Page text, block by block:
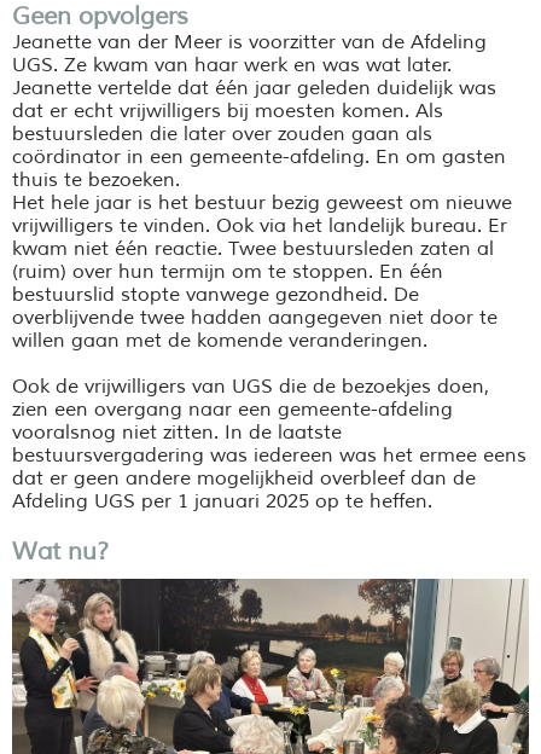
Geen opvolgers
Jeanette van der Meer is voorzitter van de Afdeling
UGS. Ze kwam van haar werk en was wat later.
Jeanette vertelde dat één jaar geleden duidelijk was
dat er echt vrijwilligers bij moesten komen. Als
bestuursleden die later over zouden gaan als
coördinator in een gemeente-afdeling. En om gasten
thuis te bezoeken.
Het hele jaar is het bestuur bezig geweest om nieuwe
vrijwilligers te vinden. Ook via het landelijk bureau. Er
kwam niet één reactie. Twee bestuursleden zaten al
(ruim) over hun termijn om te stoppen. En één
bestuurslid stopte vanwege gezondheid. De
overblijvende twee hadden aangegeven niet door te
willen gaan met de komende veranderingen.
Ook de vrijwilligers van UGS die de bezoekjes doen,
zien een overgang naar een gemeente-afdeling
vooralsnog niet zitten. In de laatste
bestuursvergadering was iedereen was het ermee eens
dat er geen andere mogelijkheid overbleef dan de
Afdeling UGS per 1 januari 2025 op te heffen.
Wat nu?